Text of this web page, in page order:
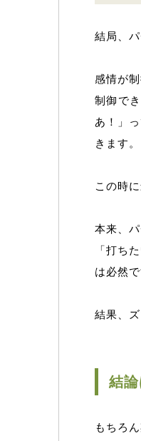
結局、
感情が
制御で
あ！」
きます。
この時
本来、
「打ち
は必然で
結果、
結論
もちろ